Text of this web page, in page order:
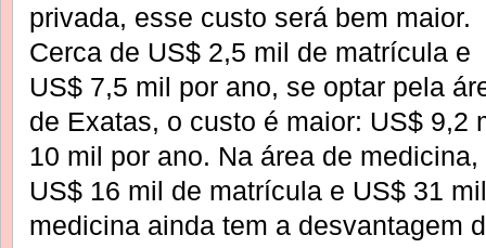
privada, esse custo será bem maior.
Cerca de US$ 2,5 mil de matrícula e
US$ 7,5 mil por ano, se optar pela
de Exatas, o custo é maior: US$ 9,2
10 mil por ano. Na área de
US$ 16 mil de matrícula e US$ 31
medicina ainda tem a desvantagem